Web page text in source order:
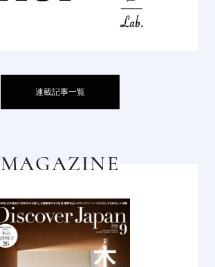
連載記事一覧
MAGAZINE